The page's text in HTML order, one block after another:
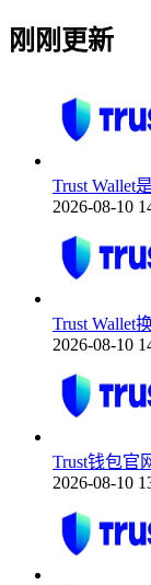
刚刚更新
Trust Wallet
2026-08-10
Trust Wallet
2026-08-10
Trust钱包官
2026-08-10